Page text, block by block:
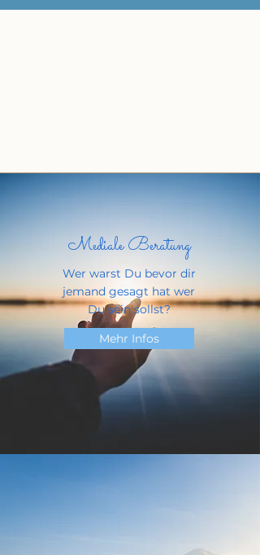
Mediale Beratung
Wer warst Du bevor dir
jemand gesagt hat wer
Du sein sollst?
Mehr Infos